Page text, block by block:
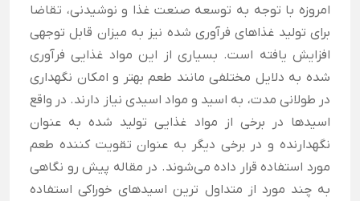
امروزه با توجه به توسعه صنعت غذا و نوشیدنی، تقاضا
برای تولید غذا‌های فرآوری شده نیز به میزان قابل توجهی
افزایش یافته است. بسیاری از این مواد غذایی فرآوری
شده به دلایل مختلفی مانند طعم بهتر و امکان نگهداری
در طولانی مدت، به اسید و مواد اسیدی نیاز دارند. در واقع
اسیدها در برخی از مواد غذایی تولید شده به عنوان
نگهدارنده و در برخی دیگر به عنوان تقویت کننده طعم
مورد استفاده قرار داده می‌شوند. در مقاله پیش رو نگاهی
به چند مورد از متداول ترین اسیدهای خوراکی استفاده